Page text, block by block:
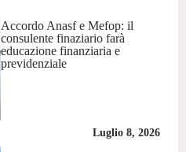
Accordo Anasf e Mefop: il
consulente finaziario farà
educazione finanziaria e
previdenziale
Luglio 8, 2026